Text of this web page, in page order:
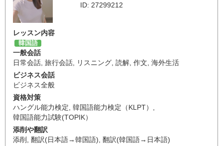
ID: 27299212
レッスン内容
韓国語
一般会話
日常会話 旅行会話 リスニング 読解 作文 海外生活
ビジネス会話
ビジネス全般
資格対策
ハングル能力検定 韓国語能力検定（KLPT）
韓国語能力試験(TOPIK）
添削や翻訳
添削
翻訳(日本語→韓国語) 翻訳(韓国語→日本語)